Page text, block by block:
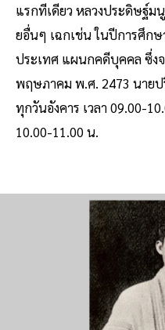
แรกทีเดียว หลวงประดิษฐ์
ยอื่นๆ เฉกเช่น ในปีการศึก
ประเทศ แผนกคดีบุคคล ซึ่ง
พฤษภาคม พ.ศ. 2473 นาย
ทุกวันอังคาร เวลา 09.00-
10.00-11.00 น.